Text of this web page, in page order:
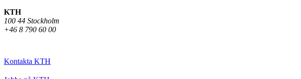
KTH
100 44 Stockholm
+46 8 790 60 00
Kontakta KTH